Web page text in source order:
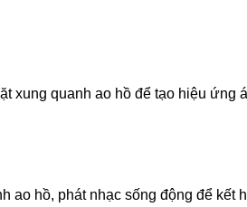
xung quanh ao hồ để tạo hiệu ứng
ao hồ, phát nhạc sống động để kết